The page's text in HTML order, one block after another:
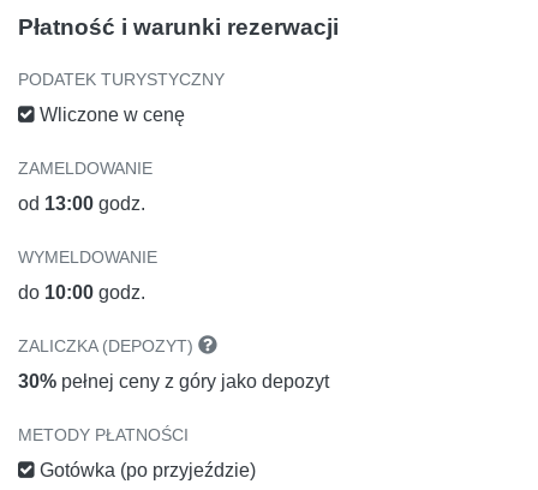
Płatność i warunki rezerwacji
PODATEK TURYSTYCZNY
Wliczone w cenę
ZAMELDOWANIE
od 13:00 godz.
WYMELDOWANIE
do 10:00 godz.
ZALICZKA (DEPOZYT)
30% pełnej ceny z góry jako depozyt
METODY PŁATNOŚCI
Gotówka (po przyjeździe)